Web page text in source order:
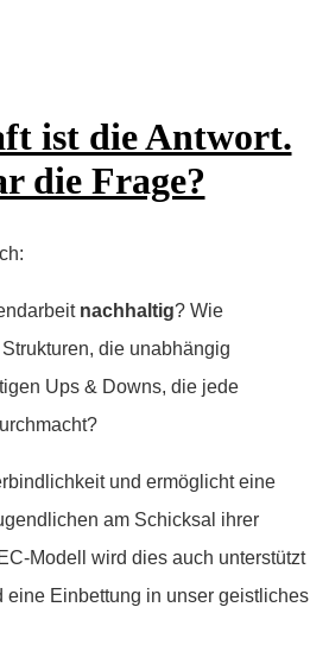
ist die Antwort.
die Frage?
nachhaltig? Wie
die unabhängig
Ups & Downs, die jede
und ermöglicht eine
am Schicksal ihrer
Modell wird dies auch unterstützt
eine Einbettung in unser geistliches